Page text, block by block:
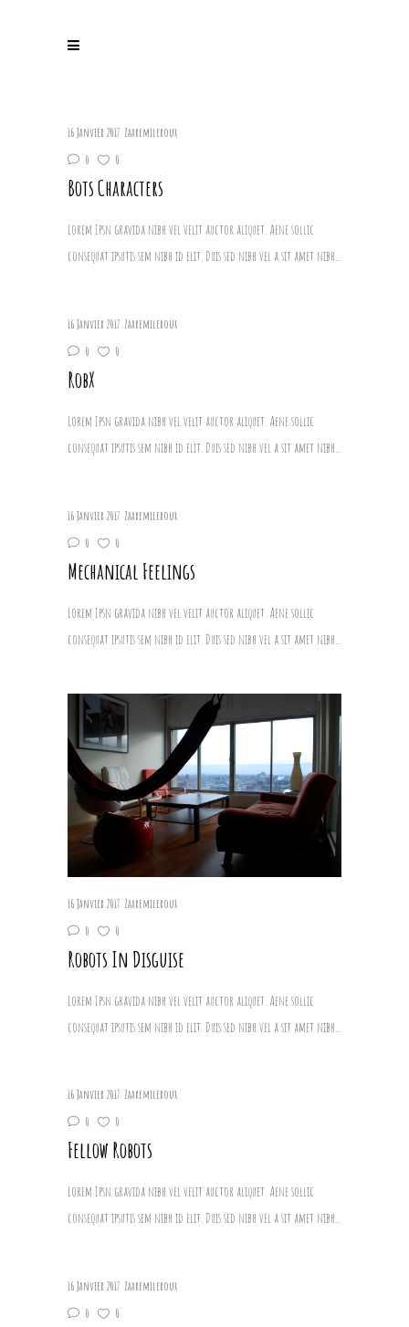
16 Janvier 2017 Zaaremileroux
0
0
Bots Characters
Lorem Ipsn gravida nibh vel velit auctor aliquet. Aene sollic
consequat ipsutis sem nibh id elit. Duis sed nibh vel a sit amet nibh...
16 Janvier 2017 Zaaremileroux
0
0
RobX
Lorem Ipsn gravida nibh vel velit auctor aliquet. Aene sollic
consequat ipsutis sem nibh id elit. Duis sed nibh vel a sit amet nibh...
16 Janvier 2017 Zaaremileroux
0
0
Mechanical Feelings
Lorem Ipsn gravida nibh vel velit auctor aliquet. Aene sollic
consequat ipsutis sem nibh id elit. Duis sed nibh vel a sit amet nibh...
16 Janvier 2017 Zaaremileroux
0
0
Robots In Disguise
Lorem Ipsn gravida nibh vel velit auctor aliquet. Aene sollic
consequat ipsutis sem nibh id elit. Duis sed nibh vel a sit amet nibh...
16 Janvier 2017 Zaaremileroux
0
0
Fellow Robots
Lorem Ipsn gravida nibh vel velit auctor aliquet. Aene sollic
consequat ipsutis sem nibh id elit. Duis sed nibh vel a sit amet nibh...
16 Janvier 2017 Zaaremileroux
0
0